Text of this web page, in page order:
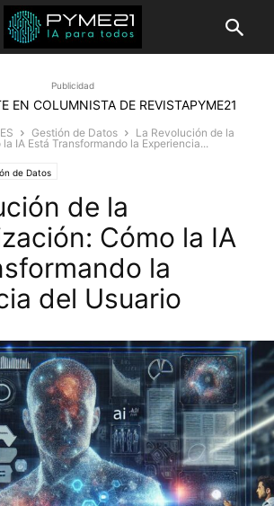
Publicidad
EN COLUMNISTA DE REVISTAPYME21
Gestión de Datos
La Revolución de la
IA Está Transformando la Experiencia...
de Datos
de la
Cómo la IA
la
del Usuario